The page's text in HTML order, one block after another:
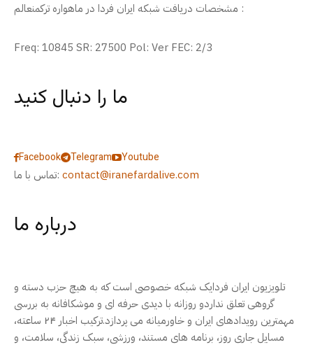
مشخصات دریافت شبکه ایران فردا در ماهواره ترکمنعالم :
Freq: 10845 SR: 27500 Pol: Ver FEC: 2/3
ما را دنبال کنید
Facebook Telegram
Youtube
تماس با ما: contact@iranefardalive.com
درباره ما
تلویزیون ایران فردایک شبکه خصوصی است که به هیچ حزب دسته و
گروهی تعلق نداردو روزانه با دیدی حرفه ای و موشکافانه به بررسی
مهمترین رویدادهای ایران و خاورمیانه می پردازد.ترکیب اخبار ۲۴ ساعته،
مسایل جاری روز، برنامه های مستند، ورزشی، سبک زندگی، سلامت، و